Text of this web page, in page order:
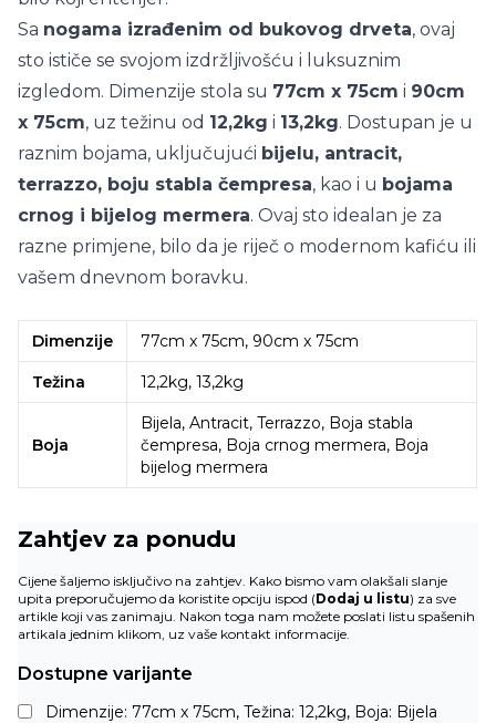
Sa nogama izrađenim od bukovog drveta, ovaj
sto ističe se svojom izdržljivošću i luksuznim
izgledom. Dimenzije stola su 77cm x 75cm i 90cm
x 75cm, uz težinu od 12,2kg i 13,2kg. Dostupan je u
raznim bojama, uključujući bijelu, antracit,
terrazzo, boju stabla čempresa, kao i u bojama
crnog i bijelog mermera. Ovaj sto idealan je za
razne primjene, bilo da je riječ o modernom kafiću ili
vašem dnevnom boravku.
Dimenzije 77cm x 75cm, 90cm x 75cm
Težina 12,2kg, 13,2kg
Boja
Bijela, Antracit, Terrazzo, Boja stabla
čempresa, Boja crnog mermera, Boja
bijelog mermera
Zahtjev za ponudu
Cijene šaljemo isključivo na zahtjev. Kako bismo vam olakšali slanje
upita preporučujemo da koristite opciju ispod (Dodaj u listu) za sve
artikle koji vas zanimaju. Nakon toga nam možete poslati listu spašenih
artikala jednim klikom, uz vaše kontakt informacije.
Dostupne varijante
Dimenzije: 77cm x 75cm, Težina: 12,2kg, Boja: Bijela